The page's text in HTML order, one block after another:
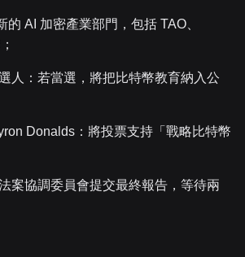
的 AI 加密產業部門，包括 TAO、
人：若當選，將把比特幣教育納入公
Donalds：將投票支持「戰略比特幣
案協調委員會提交最終報告，等待兩